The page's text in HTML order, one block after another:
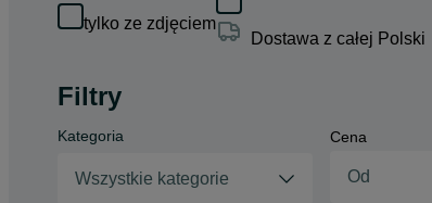
tylko ze zdjęciem
Dostawa z całej Polski
Filtry
Kategoria
Wszystkie kategorie
Cena